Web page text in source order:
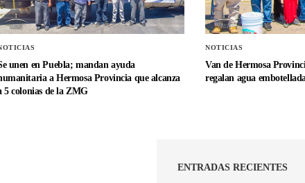
unen en Puebla; mandan ayuda
a Hermosa Provincia que alcanza
5 colonias de la ZMG
NOTICIAS
Van de Hermosa
regalan agua
ENTRADAS RECIENTES